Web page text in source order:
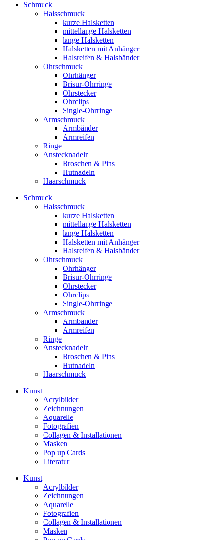
Schmuck
Halsschmuck
kurze Halsketten
mittellange Halsketten
lange Halsketten
Halsketten mit Anhänger
Halsreifen & Halsbänder
Ohrschmuck
Ohrhänger
Brisur-Ohrringe
Ohrstecker
Ohrclips
Single-Ohrringe
Armschmuck
Armbänder
Armreifen
Ringe
Anstecknadeln
Broschen & Pins
Hutnadeln
Haarschmuck
Schmuck
Halsschmuck
kurze Halsketten
mittellange Halsketten
lange Halsketten
Halsketten mit Anhänger
Halsreifen & Halsbänder
Ohrschmuck
Ohrhänger
Brisur-Ohrringe
Ohrstecker
Ohrclips
Single-Ohrringe
Armschmuck
Armbänder
Armreifen
Ringe
Anstecknadeln
Broschen & Pins
Hutnadeln
Haarschmuck
Kunst
Acrylbilder
Zeichnungen
Aquarelle
Fotografien
Collagen & Installationen
Masken
Pop up Cards
Literatur
Kunst
Acrylbilder
Zeichnungen
Aquarelle
Fotografien
Collagen & Installationen
Masken